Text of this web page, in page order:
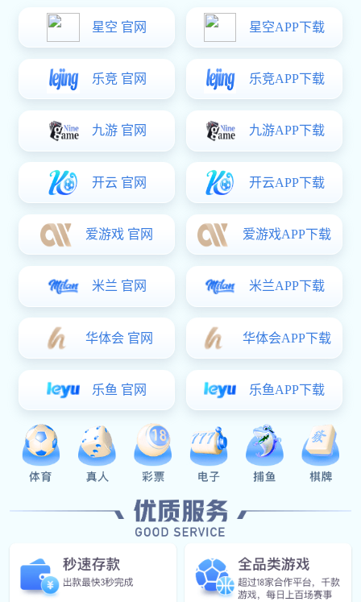
充电桩机柜钣金加工
钣金加工是一个行业名词，简单来理解就是将不同金属材质（碳
钢/冷轧板/热轧板/spcc/不锈钢（201、304、316）/铝钢）根据各
自不同需要加工成所需的成品钣金件，如（机箱外壳，机床外
壳，配电箱，控制柜，网络机箱柜，汽车精密零部件等）。
135-2877-5529